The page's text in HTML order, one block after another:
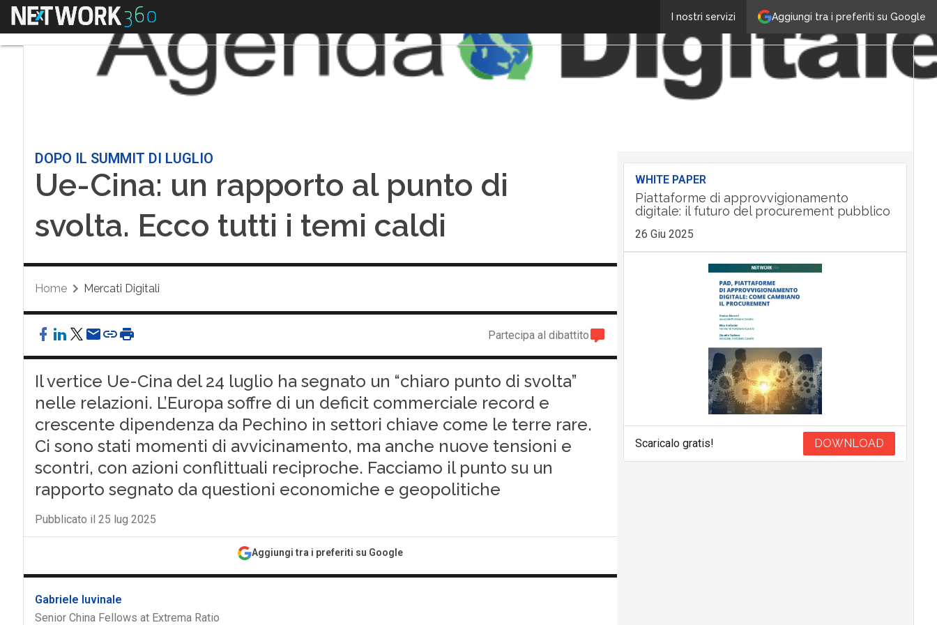
Aggiungi tra i preferiti su Google
I nostri servizi
Menu
DOPO IL SUMMIT DI LUGLIO
Ue-Cina: un rapporto al punto di
svolta. Ecco tutti i temi caldi
Home Mercati Digitali
Partecipa al dibattito
Il vertice Ue-Cina del 24 luglio ha segnato un “chiaro punto di svolta”
nelle relazioni. L’Europa soffre di un deficit commerciale record e
crescente dipendenza da Pechino in settori chiave come le terre rare.
Ci sono stati momenti di avvicinamento, ma anche nuove tensioni e
scontri, con azioni conflittuali reciproche. Facciamo il punto su un
rapporto segnato da questioni economiche e geopolitiche
Pubblicato il 25 lug 2025
Aggiungi tra i preferiti su Google
Gabriele Iuvinale
Senior China Fellows at Extrema Ratio
WHITE PAPER
Piattaforme di approvvigionamento
digitale: il futuro del procurement pubblico
26 Giu 2025
Scaricalo gratis! DOWNLOAD